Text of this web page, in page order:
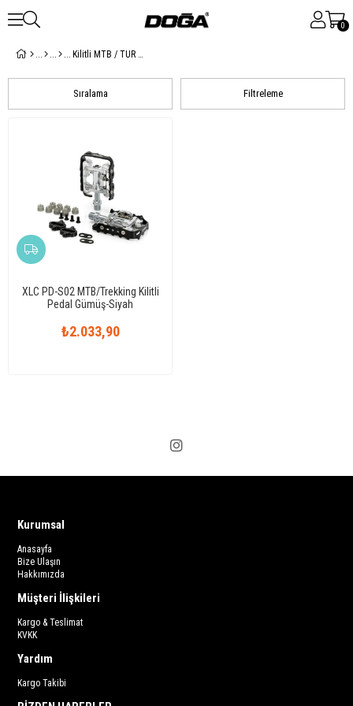
0
Kilitli MTB / TUR Pedalları
Filtreleme
Sıralama
XLC PD-S02 MTB/Trekking Kilitli
Pedal Gümüş-Siyah
₺2.033,90
Kurumsal
Anasayfa
Bize Ulaşın
Hakkımızda
Müşteri İlişkileri
Kargo & Teslimat
KVKK
Yardım
Kargo Takibi